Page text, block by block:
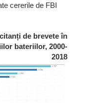
cererile de FBI
de brevete în
bateriilor, 2000-
2018